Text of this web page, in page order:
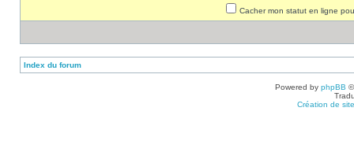
Cacher mon statut en ligne
Index du forum
Powered by phpBB
Création de